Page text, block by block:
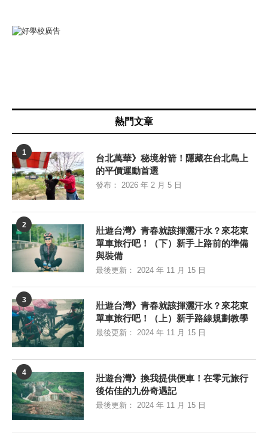
熱門文章
1
台北萬華》秘境射箭！隱藏在台北島上
的平價運動首選
發布： 2026 年 2 月 5 日
2
壯遊台灣》青春就該揮灑汗水？來花東
單車旅行吧！（下）新手上路前的準備
與裝備
最後更新： 2024 年 11 月 15 日
3
壯遊台灣》青春就該揮灑汗水？來花東
單車旅行吧！（上）新手路線規劃教學
最後更新： 2024 年 11 月 15 日
4
壯遊台灣》換我提供便車！在零元旅行
後佑佳的九份奇遇記
最後更新： 2024 年 11 月 15 日